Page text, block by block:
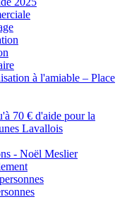
à l'amiable – Place
70 € d'aide pour la
Lavallois
- Noël Meslier